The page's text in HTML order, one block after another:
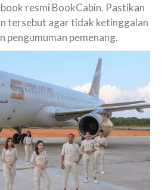
resmi BookCabin. Pastikan
tersebut agar tidak ketinggalan
pengumuman pemenang.